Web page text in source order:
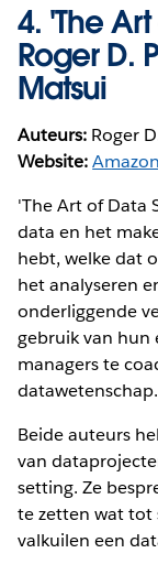
4. 'The
Roger D.
Matsui
Auteurs: Roger
Website:Amazon
'The Art of Data
data en het
hebt, welke dat
het analyseren
onderliggende
gebruik van hun
managers te
datawetenschap.
Beide auteurs
van
setting. Ze
te zetten wat tot
valkuilen een